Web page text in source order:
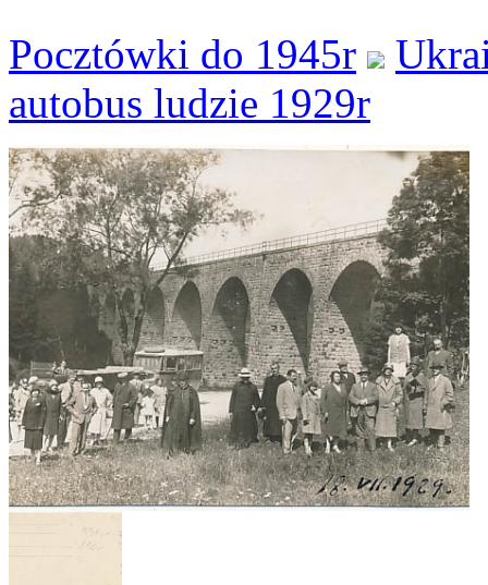
Pocztówki do 1945r
autobus ludzie 1929r